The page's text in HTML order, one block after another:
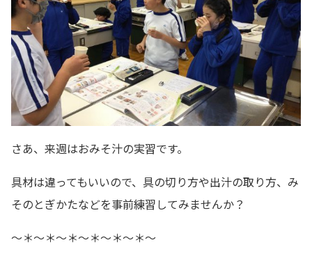
さあ、来週はおみそ汁の実習です。
具材は違ってもいいので、具の切り方や出汁の取り方、み
そのとぎかたなどを事前練習してみませんか？
～＊～＊～＊～＊～＊～＊～